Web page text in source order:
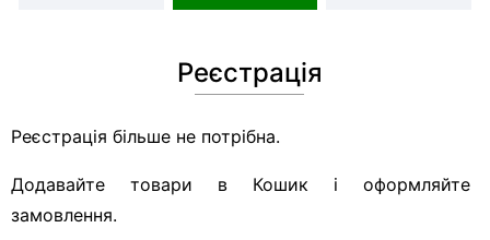
Реєстрація
Реєстрація більше не потрібна.
Додавайте товари в Кошик і оформляйте
замовлення.